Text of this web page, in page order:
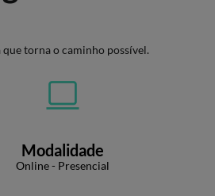
que torna o caminho possível.
Modalidade
Online - Presencial